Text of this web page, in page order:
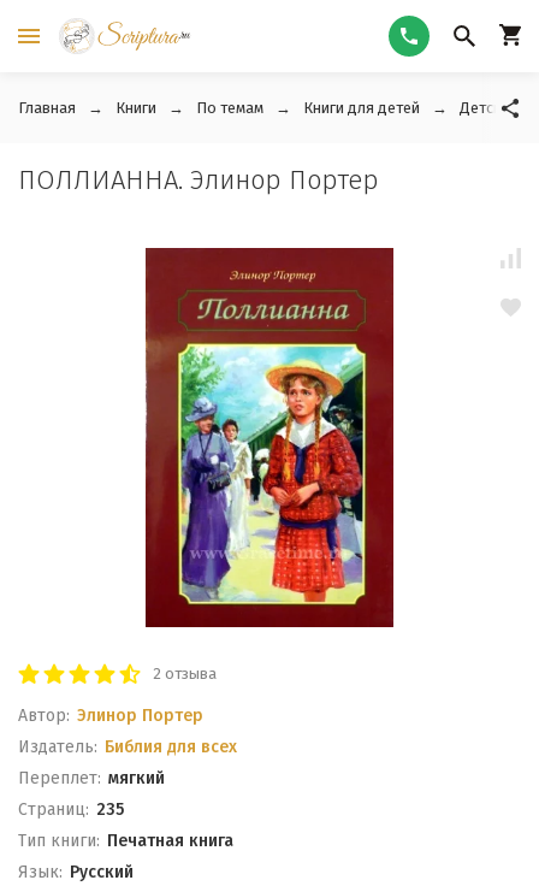
Главная Книги По темам Книги для детей Детские
ПОЛЛИАННА. Элинор Портер
2 отзыва
Автор: Элинор Портер
Издатель: Библия для всех
Переплет: мягкий
Cтраниц: 235
Тип книги: Печатная книга
Язык: Русский